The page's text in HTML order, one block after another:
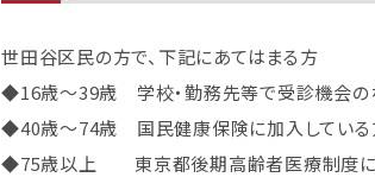
世田谷区民の方で、下記にあてはまる方
◆16歳～39歳 学校・勤務先等で受診機会の
◆40歳～74歳 国民健康保険に加入している
◆75歳以上 東京都後期高齢者医療制度に